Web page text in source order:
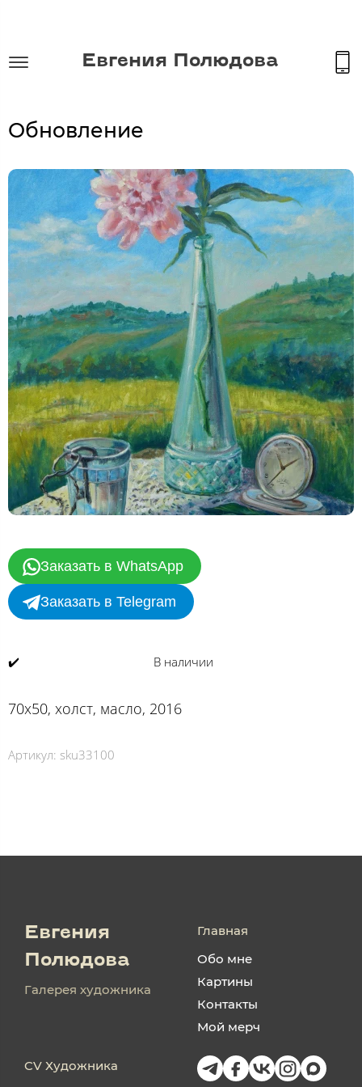
Евгения Полюдова
Обновление
Заказать в WhatsApp
Заказать в Telegram
✔️ В наличии
70х50, холст, масло, 2016
Артикул: sku33100
Евгения
Полюдова
Галерея художника
Главная
Обо мне
Картины
Контакты
Мой мерч
CV Художника